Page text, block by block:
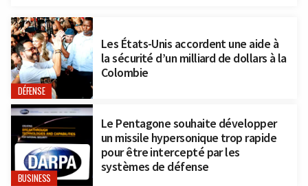
DÉFENSE
Les États-Unis accordent une aide à
la sécurité d’un milliard de dollars à la
Colombie
BUSINESS
Le Pentagone souhaite développer
un missile hypersonique trop rapide
pour être intercepté par les
systèmes de défense